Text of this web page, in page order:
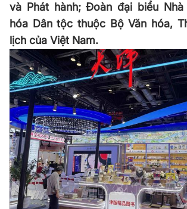
và Phát hành; Đoàn đại biểu
hóa Dân tộc thuộc Bộ Văn hóa,
lịch của Việt Nam.